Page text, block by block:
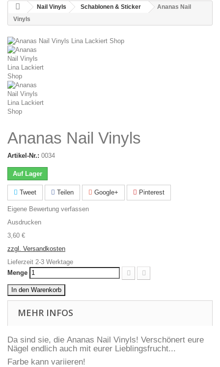
Nail Vinyls Schablonen & Sticker
Ananas Nail
Vinyls
Ananas Nail Vinyls
Artikel-Nr.: 0034
Auf Lager
Tweet Teilen Google+ Pinterest
Eigene Bewertung verfassen
Ausdrucken
3,60 €
zzgl. Versandkosten
Lieferzeit 2-3 Werktage
Menge
In den Warenkorb
MEHR INFOS
Da sind sie, die Ananas Nail Vinyls! Verschönert eure
Nägel endlich auch mit eurer Lieblingsfrucht...
Farbe kann variieren!